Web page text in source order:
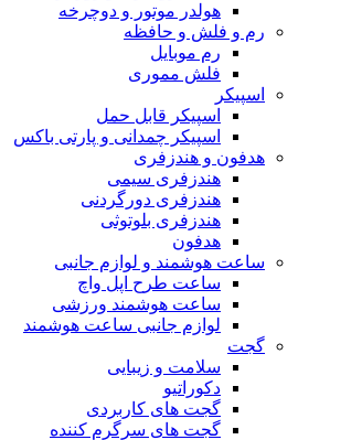
هولدر موتور و دوچرخه
رم و فلش و حافظه
رم موبایل
فلش مموری
اسپیکر
اسپیکر قابل حمل
اسپیکر چمدانی و پارتی باکس
هدفون و هندزفری
هندزفری سیمی
هندزفری دورگردنی
هندزفری بلوتوثی
هدفون
ساعت هوشمند و لوازم جانبی
ساعت طرح اپل واچ
ساعت هوشمند ورزشی
لوازم جانبی ساعت هوشمند
گجت
سلامت و زیبایی
دکوراتیو
گجت های کاربردی
گجت های سرگرم کننده